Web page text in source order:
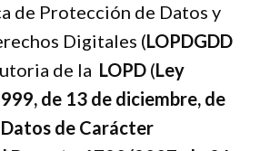
de Protección de Datos y
Digitales (LOPDGDD
de la LOPD (Ley
de 13 de diciembre, de
de Carácter